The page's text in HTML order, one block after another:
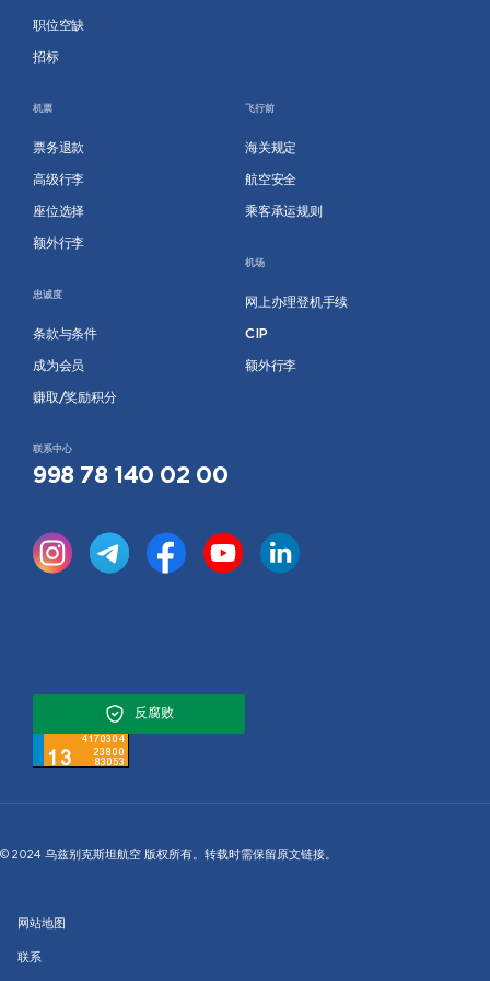
职位空缺
招标
机票
票务退款
高级行李
座位选择
额外行李
忠诚度
条款与条件
成为会员
赚取/奖励积分
飞行前
海关规定
航空安全
乘客承运规则
机场
网上办理登机手续
CIP
额外行李
联系中心
998 78 140 02 00
反腐败
© 2024 乌兹别克斯坦航空 版权所有。转载时需保留原文链接。
网站地图
联系